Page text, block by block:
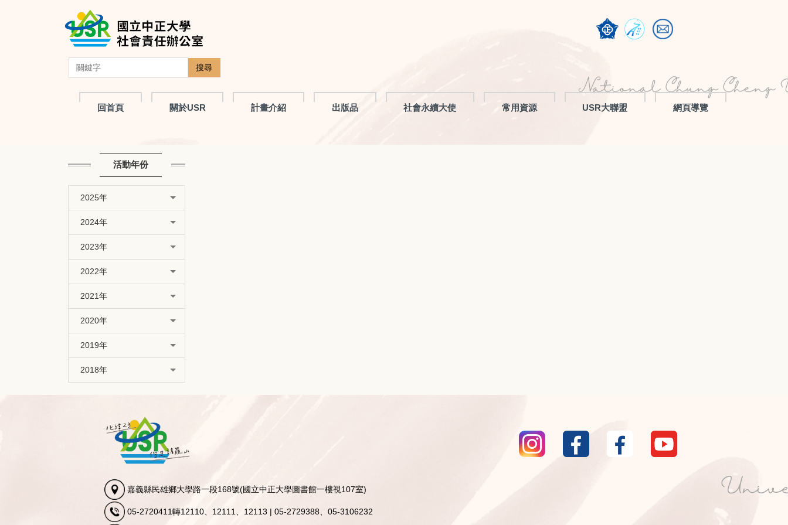
搜尋
回首頁 關於USR 計畫介紹 出版品 社會永續大使 常用資源 USR大聯盟 網頁導覽
活動年份
2025年
2024年
2023年
2022年
2021年
2020年
2019年
2018年
嘉義縣民雄鄉大學路一段168號(國立中正大學圖書館一樓視107室)
05-2720411轉12110、12111、12113 | 05-2729388、05-3106232